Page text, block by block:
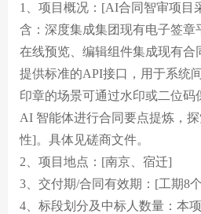
1、项目概况：[AI合同智审项目
含：深度集成集团现有电子签章
在线预览、编辑组件集成现有合
提供标准的API接口，用于系统
印章的场景可通过水印或二位码
AI 智能体进行合同要点提炼，
性]。具体见磋商文件。
2、项目地点：[南京、宿迁]
3、交付期/合同有效期：[工期8
4、标段划分及中标人数量：本